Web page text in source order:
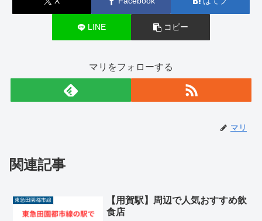
LINE コピー
マリをフォローする
マリ
関連記事
東急田園都市線
【用賀駅】周辺で人気おすすめ飲
食店